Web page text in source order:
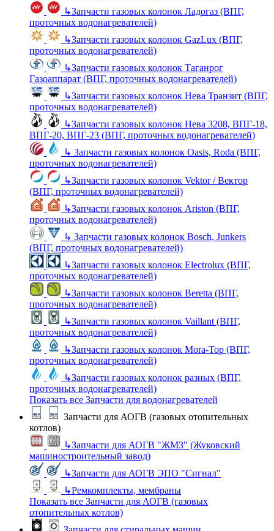
↳Запчасти газовых колонок Ладогаз (ВПГ,
проточных водонагревателей)
↳Запчасти газовых колонок GazLux (ВПГ,
проточных водонагревателей)
↳Запчасти газовых колонок Таганрог
Газоаппарат (ВПГ, проточных водонагревателей)
↳Запчасти газовых колонок Нева Транзит (ВПГ,
проточных водонагревателей)
↳Запчасти газовых колонок Нева 3208, ВПГ-18,
ВПГ-20, ВПГ-23 (ВПГ, проточных водонагревателей)
↳ Запчасти газовых колонок Oasis, Roda (ВПГ,
проточных водонагревателей)
↳Запчасти газовых колонок Vektor / Вектор
(ВПГ, проточных водонагревателей)
↳Запчасти газовых колонок Ariston (ВПГ,
проточных водонагревателей)
↳ Запчасти газовых колонок Bosch, Junkers
(ВПГ, проточных водонагревателей)
↳Запчасти газовых колонок Electrolux (ВПГ,
проточных водонагревателей)
↳Запчасти газовых колонок Beretta (ВПГ,
проточных водонагревателей)
↳Запчасти газовых колонок Vaillant (ВПГ,
проточных водонагревателей)
↳Запчасти газовых колонок Mora-Top (ВПГ,
проточных водонагревателей)
↳Запчасти газовых колонок разных (ВПГ,
проточных водонагревателей)
Показать все Запчасти для водонагревателей
Запчасти для АОГВ (газовых отопительных
котлов)
↳Запчасти для АОГВ "ЖМЗ" (Жуковский
машиностроительный завод)
↳Запчасти для АОГВ ЭПО "Сигнал"
↳Ремкомплекты, мембраны
Показать все Запчасти для АОГВ (газовых
отопительных котлов)